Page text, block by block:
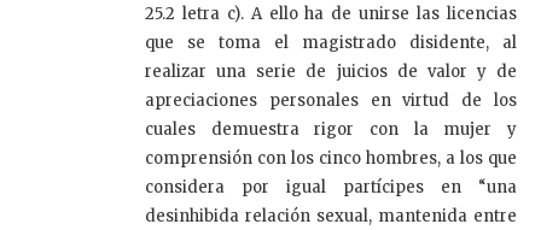
25.2 letra c). A ello ha de unirse las licencias
que se toma el magistrado disidente, al
realizar una serie de juicios de valor y de
apreciaciones personales en virtud de los
cuales demuestra rigor con la mujer y
comprensión con los cinco hombres, a los que
considera por igual partícipes en “una
desinhibida relación sexual, mantenida entre